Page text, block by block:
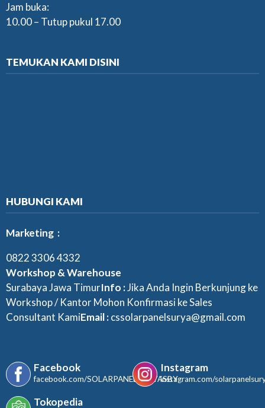
Jam buka:
10.00 – Tutup pukul 17.00
TEMUKAN KAMI DISINI
HUBUNGI KAMI
Marketing :
0822 3306 4332
Workshop & Warehouse
Surabaya Jawa TimurInfo :Jika Anda Ingin Berkunjung ke
Workshop / Kantor Mohon Konfirmasi ke Sales
Consultant KamiEmail :cssolarpanelsurya@gmail.com
Facebook
facebook.com/SOLARPANELSURYASBY
Instagram
instagram.com/
Tokopedia